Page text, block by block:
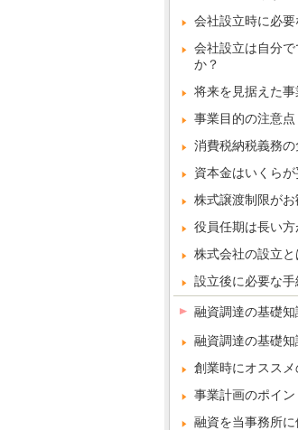
会社設立時に必
会社設立は自分で
か？
将来を見据えた事
事業目的の注意点
消費税納税義務の
資本金はいくらが
株式譲渡制限がお
役員任期は長い方
株式会社の設立と
設立後に必要な手
融資調達の基礎知
融資調達の基礎知
創業時にオススメ
事業計画のポイン
融資を当事務所